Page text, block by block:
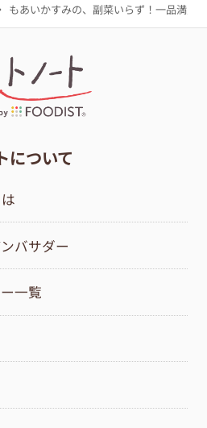
もあいかすみの、副菜いらず！一品満足
について
バサダー
一覧